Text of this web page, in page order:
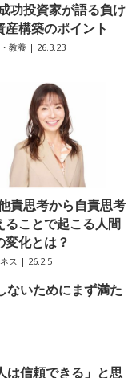
功投資家が語る負け
産構築のポイント
教養 | 26.3.23
責思考から自責思考
ることで起こる人間
変化とは？
ス | 26.2.5
ないためにまず満た
は信頼できる」と思